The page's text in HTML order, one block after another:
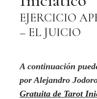
EJERCICIO
– EL JUICIO
A continuación
por Alejandro
Gratuita de Tarot